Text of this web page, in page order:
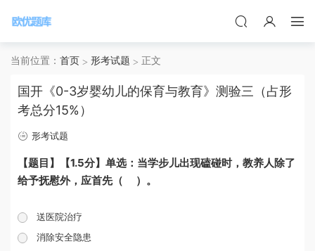
当前位置： 首页 形考试题 正文
国开《0-3岁婴幼儿的保育与教育》测验三（占形
考总分15%）
形考试题
【题目】【1.5分】单选：当学步儿出现磕碰时，教养人除了
给予抚慰外，应首先（ ）。
送医院治疗
消除安全隐患